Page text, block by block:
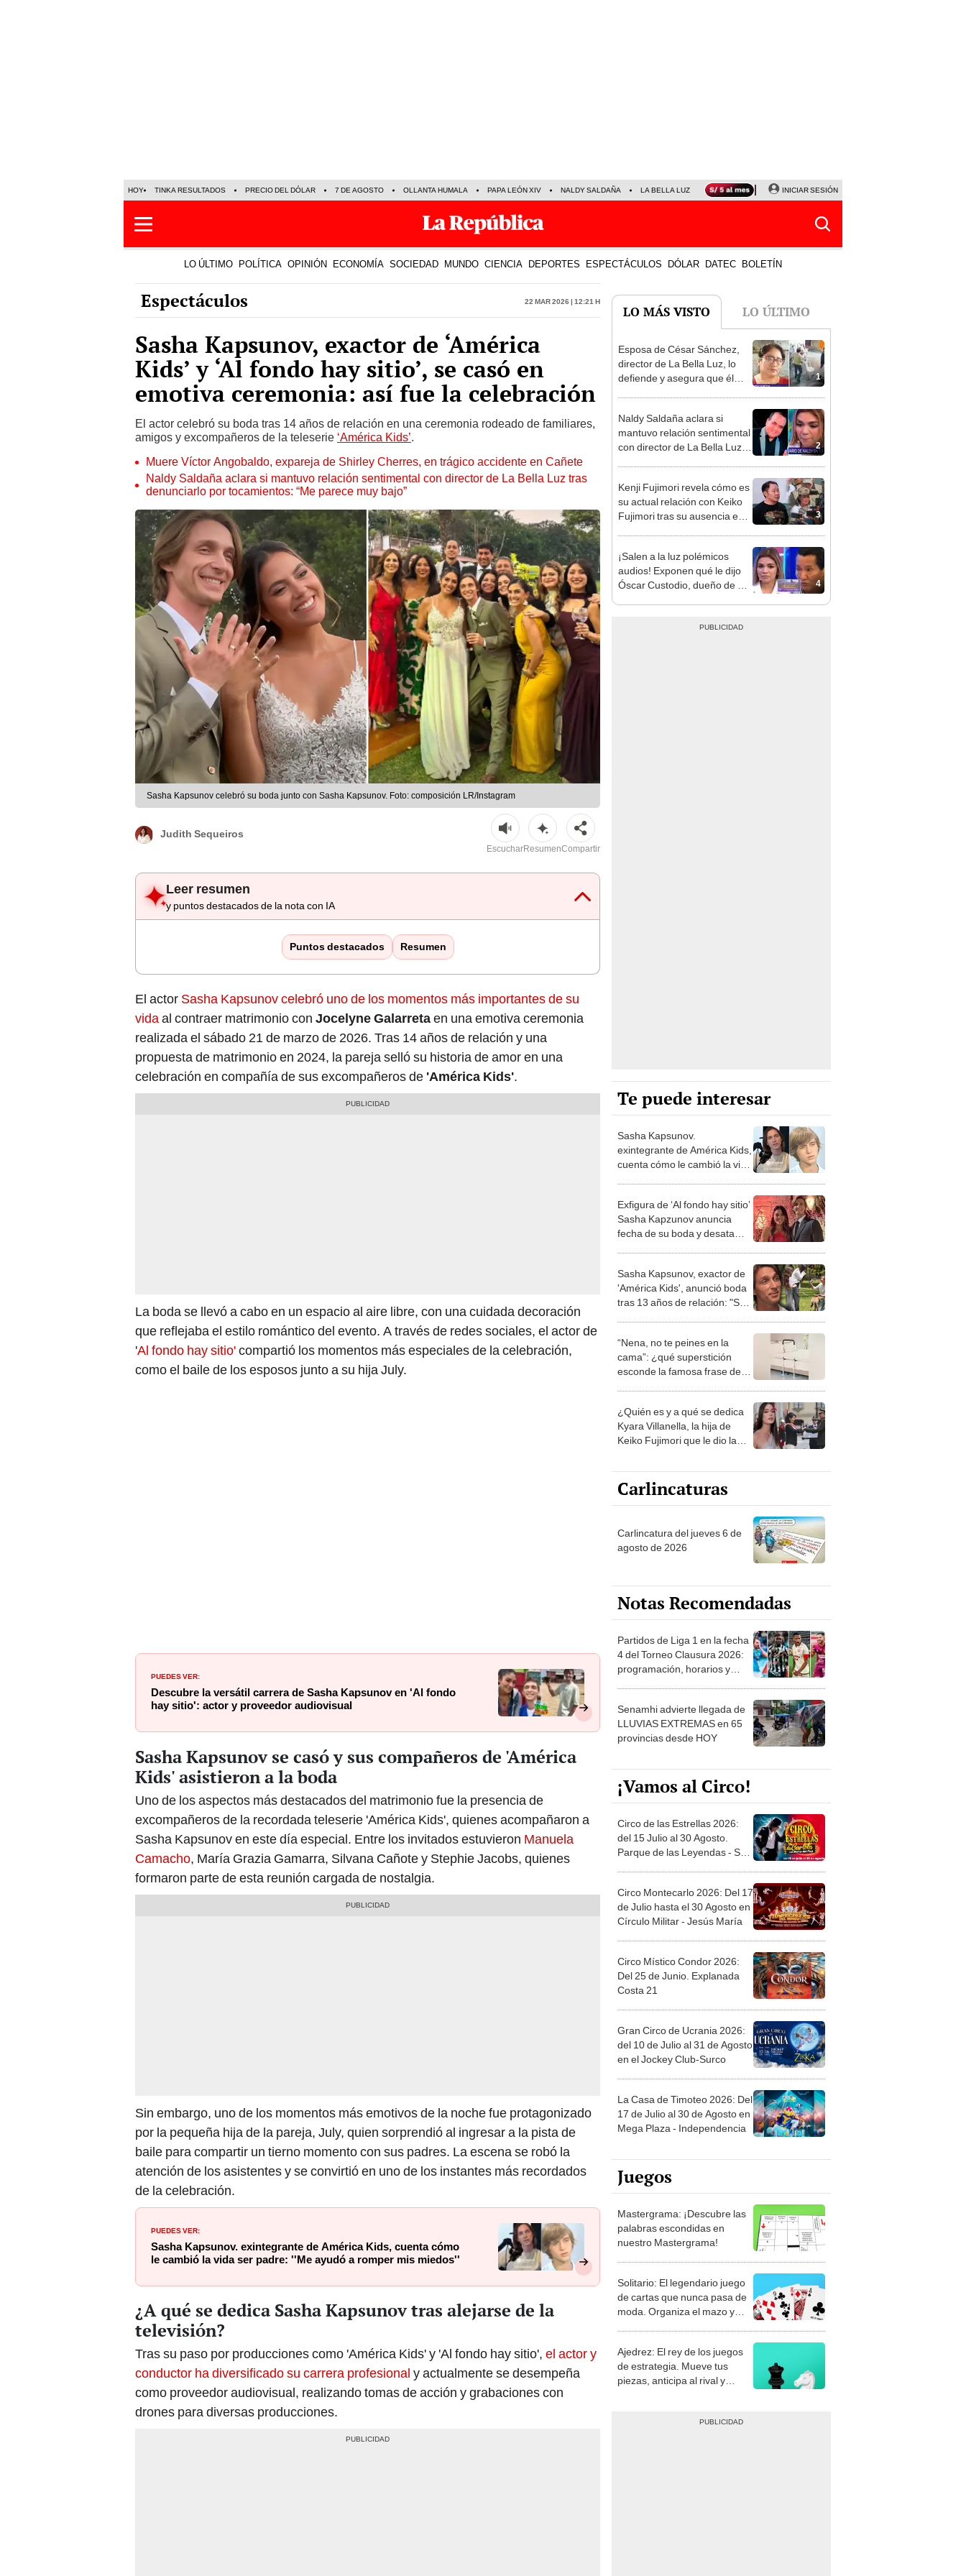
HOY TINKA RESULTADOS PRECIO DEL DÓLAR 7 DE AGOSTO OLLANTA HUMALA PAPA LEÓN XIV NALDY SALDAÑA LA BELLA LUZ MAGALY MEDINA SINUANO RESULTADOS HOY
INICIAR SESIÓN
LO ÚLTIMO POLÍTICA OPINIÓN ECONOMÍA SOCIEDAD MUNDO CIENCIA DEPORTES ESPECTÁCULOS DÓLAR DATEC BOLETÍN
Espectáculos 22 Mar 2026 | 12:21 h
Sasha Kapsunov, exactor de ‘América
Kids’ y ‘Al fondo hay sitio’, se casó en
emotiva ceremonia: así fue la celebración
El actor celebró su boda tras 14 años de relación en una ceremonia rodeado de familiares,
amigos y excompañeros de la teleserie ‘América Kids’.
Muere Víctor Angobaldo, expareja de Shirley Cherres, en trágico accidente en Cañete
Naldy Saldaña aclara si mantuvo relación sentimental con director de La Bella Luz tras
denunciarlo por tocamientos: “Me parece muy bajo”
Sasha Kapsunov celebró su boda junto con Sasha Kapsunov. Foto: composición LR/Instagram
Judith Sequeiros
EscucharResumenCompartir
Leer resumen
y puntos destacados de la nota con IA
Puntos destacados Resumen
El actor Sasha Kapsunov celebró uno de los momentos más importantes de su
vidaal contraer matrimonio con Jocelyne Galarretaen una emotiva ceremonia
realizada el sábado 21 de marzo de 2026. Tras 14 años de relación y una
propuesta de matrimonio en 2024, la pareja selló su historia de amor en una
celebración en compañía de sus excompañeros de 'América Kids'.
La boda se llevó a cabo en un espacio al aire libre, con una cuidada decoración
que reflejaba el estilo romántico del evento. A través de redes sociales, el actor de
'Al fondo hay sitio'compartió los momentos más especiales de la celebración,
como el baile de los esposos junto a su hija July.
PUEDES VER:
Descubre la versátil carrera de Sasha Kapsunov en 'Al fondo
hay sitio': actor y proveedor audiovisual
Sasha Kapsunov se casó y sus compañeros de 'América
Kids' asistieron a la boda
Uno de los aspectos más destacados del matrimonio fue la presencia de
excompañeros de la recordada teleserie 'América Kids', quienes acompañaron a
Sasha Kapsunov en este día especial. Entre los invitados estuvieron Manuela
Camacho, María Grazia Gamarra, Silvana Cañote y Stephie Jacobs, quienes
formaron parte de esta reunión cargada de nostalgia.
Sin embargo, uno de los momentos más emotivos de la noche fue protagonizado
por la pequeña hija de la pareja, July, quien sorprendió al ingresar a la pista de
baile para compartir un tierno momento con sus padres. La escena se robó la
atención de los asistentes y se convirtió en uno de los instantes más recordados
de la celebración.
PUEDES VER:
Sasha Kapsunov. exintegrante de América Kids, cuenta cómo
le cambió la vida ser padre: ''Me ayudó a romper mis miedos''
¿A qué se dedica Sasha Kapsunov tras alejarse de la
televisión?
Tras su paso por producciones como 'América Kids' y 'Al fondo hay sitio', el actor y
conductor ha diversificado su carrera profesional y actualmente se desempeña
como proveedor audiovisual, realizando tomas de acción y grabaciones con
drones para diversas producciones.
LO MÁS VISTO LO ÚLTIMO
1
Esposa de César Sánchez,
director de La Bella Luz, lo
defiende y asegura que él
dos años"
2
Naldy Saldaña aclara si
mantuvo relación sentimental
con director de La Bella Luz
bajo”
3
Kenji Fujimori revela cómo es
su actual relación con Keiko
Fujimori tras su ausencia en
4
¡Salen a la luz polémicos
audios! Exponen qué le dijo
Óscar Custodio, dueño de La
Te puede interesar
Sasha Kapsunov.
exintegrante de América Kids,
cuenta cómo le cambió la vida
Exfigura de ‘Al fondo hay sitio’
Sasha Kapzunov anuncia
fecha de su boda y desata
Sasha Kapsunov, exactor de
'América Kids', anunció boda
tras 13 años de relación: "Se
“Nena, no te peines en la
cama”: ¿qué superstición
esconde la famosa frase de
¿Quién es y a qué se dedica
Kyara Villanella, la hija de
Keiko Fujimori que le dio la
Carlincaturas
Carlincatura del jueves 6 de
agosto de 2026
Notas Recomendadas
Partidos de Liga 1 en la fecha
4 del Torneo Clausura 2026:
programación, horarios y
Senamhi advierte llegada de
LLUVIAS EXTREMAS en 65
provincias desde HOY
¡Vamos al Circo!
Circo de las Estrellas 2026:
del 15 Julio al 30 Agosto.
Parque de las Leyendas - San
Circo Montecarlo 2026: Del 17
de Julio hasta el 30 Agosto en
Círculo Militar - Jesús María
Circo Místico Condor 2026:
Del 25 de Junio. Explanada
Costa 21
Gran Circo de Ucrania 2026:
del 10 de Julio al 31 de Agosto
en el Jockey Club-Surco
La Casa de Timoteo 2026: Del
17 de Julio al 30 de Agosto en
Mega Plaza - Independencia
Juegos
Mastergrama: ¡Descubre las
palabras escondidas en
nuestro Mastergrama!
Solitario: El legendario juego
de cartas que nunca pasa de
moda. Organiza el mazo y
Ajedrez: El rey de los juegos
de estrategia. Mueve tus
piezas, anticipa al rival y